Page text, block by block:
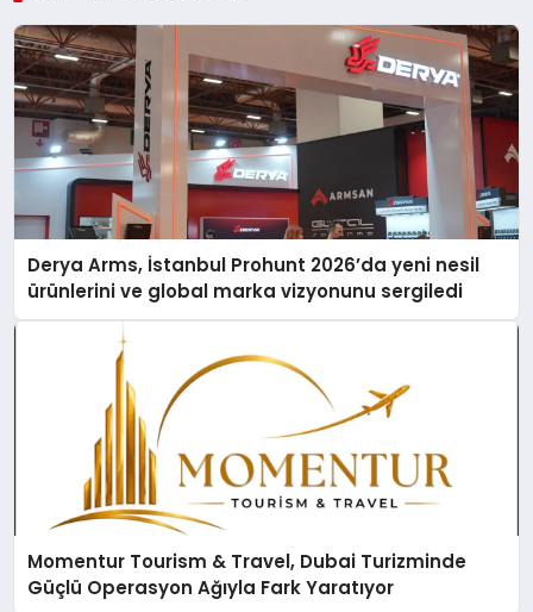
Derya Arms, İstanbul Prohunt 2026’da yeni nesil
ürünlerini ve global marka vizyonunu sergiledi
Momentur Tourism & Travel, Dubai Turizminde
Güçlü Operasyon Ağıyla Fark Yaratıyor